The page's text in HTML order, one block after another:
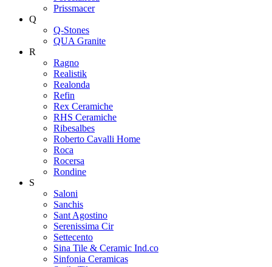
Prissmacer
Q
Q-Stones
QUA Granite
R
Ragno
Realistik
Realonda
Refin
Rex Ceramiche
RHS Ceramiche
Ribesalbes
Roberto Cavalli Home
Roca
Rocersa
Rondine
S
Saloni
Sanchis
Sant Agostino
Serenissima Cir
Settecento
Sina Tile & Ceramic Ind.co
Sinfonia Ceramicas